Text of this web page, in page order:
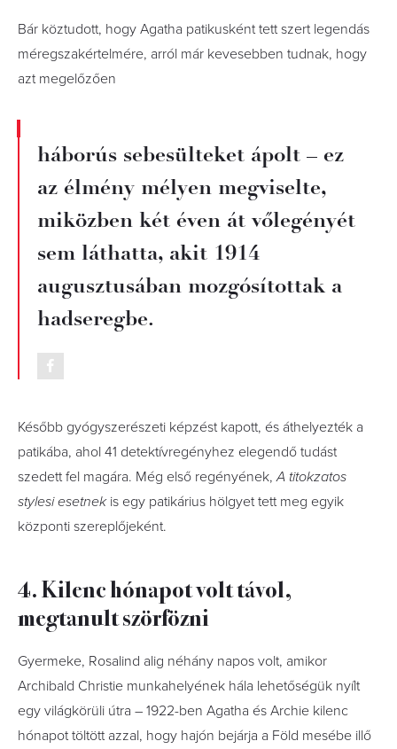
Bár köztudott, hogy Agatha patikusként tett szert legendás
méregszakértelmére, arról már kevesebben tudnak, hogy
azt megelőzően
háborús sebesülteket ápolt – ez
az élmény mélyen megviselte,
miközben két éven át vőlegényét
sem láthatta, akit 1914
augusztusában mozgósítottak a
hadseregbe.
Később gyógyszerészeti képzést kapott, és áthelyezték a
patikába, ahol 41 detektívregényhez elegendő tudást
szedett fel magára. Még első regényének,A titokzatos
stylesi esetnekis egy patikárius hölgyet tett meg egyik
központi szereplőjeként.
4. Kilenc hónapot volt távol,
megtanult szörfözni
Gyermeke, Rosalind alig néhány napos volt, amikor
Archibald Christie munkahelyének hála lehetőségük nyílt
egy világkörüli útra – 1922-ben Agatha és Archie kilenc
hónapot töltött azzal, hogy hajón bejárja a Föld mesébe illő